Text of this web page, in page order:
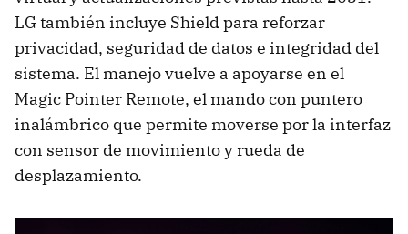
LG también incluye Shield para reforzar
privacidad, seguridad de datos e integridad del
sistema. El manejo vuelve a apoyarse en el
Magic Pointer Remote, el mando con puntero
inalámbrico que permite moverse por la interfaz
con sensor de movimiento y rueda de
desplazamiento.